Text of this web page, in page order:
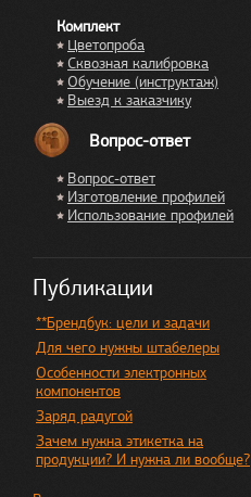
Комплект
Цветопроба
Сквозная калибровка
Обучение (инструктаж)
Выезд к заказчику
Вопрос-ответ
Вопрос-ответ
Изготовление профилей
Использование профилей
Публикации
**Брендбук: цели и задачи
Для чего нужны штабелеры
Особенности электронных
компонентов
Заряд радугой
Зачем нужна этикетка на
продукции? И нужна ли вообще?